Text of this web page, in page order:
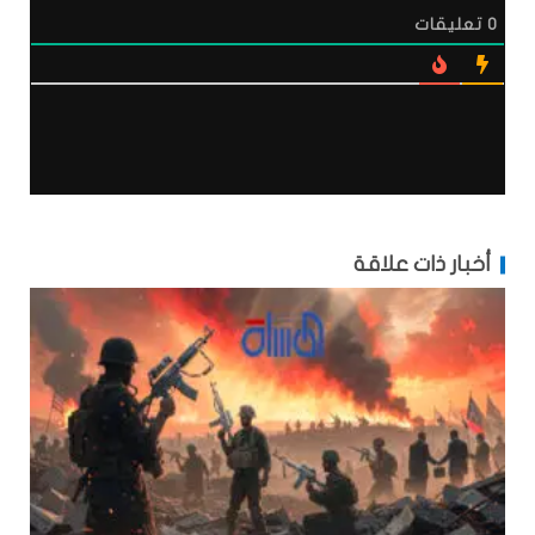
0 تعليقات
أخبار ذات علاقة